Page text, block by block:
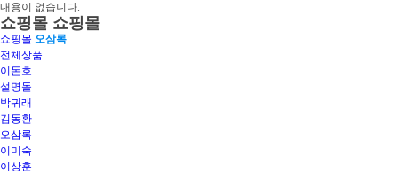
내용이 없습니다.
쇼핑몰 쇼핑몰
쇼핑몰 오삼록
전체상품
이돈호
설명돌
박귀래
김동환
오삼록
이미숙
이상훈